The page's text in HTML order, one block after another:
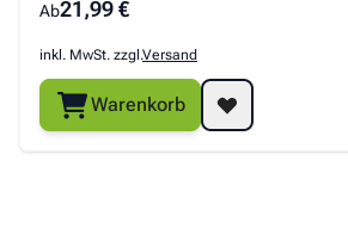
The
Goodstuff
Wildcat
Ab21,99 €
inkl. MwSt. zzgl.Versand
Warenkorb